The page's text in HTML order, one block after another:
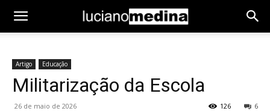
Artigo Educação
Militarização da Escola
26 de maio de 2026 6
126